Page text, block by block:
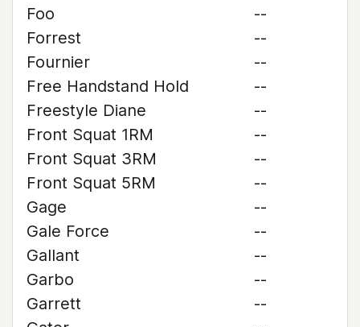
Foo
--
Forrest
--
Fournier
--
Free Handstand Hold
--
Freestyle Diane
--
Front Squat 1RM
--
Front Squat 3RM
--
Front Squat 5RM
--
Gage
--
Gale Force
--
Gallant
--
Garbo
--
Garrett
--